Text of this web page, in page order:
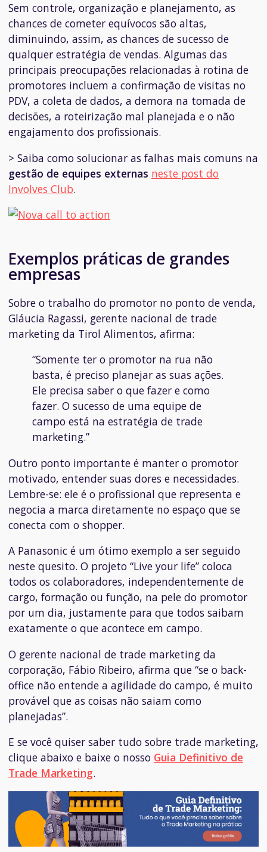
Sem controle, organização e planejamento, as
chances de cometer equívocos são altas,
diminuindo, assim, as chances de sucesso de
qualquer estratégia de vendas. Algumas das
principais preocupações relacionadas à rotina de
promotores incluem a confirmação de visitas no
PDV, a coleta de dados, a demora na tomada de
decisões, a roteirização mal planejada e o não
engajamento dos profissionais.
> Saiba como solucionar as falhas mais comuns na
gestão de equipes externas neste post do
Involves Club.
Exemplos práticas de grandes
empresas
Sobre o trabalho do promotor no ponto de venda,
Gláucia Ragassi, gerente nacional de trade
marketing da Tirol Alimentos, afirma:
“Somente ter o promotor na rua não
basta, é preciso planejar as suas ações.
Ele precisa saber o que fazer e como
fazer. O sucesso de uma equipe de
campo está na estratégia de trade
marketing.”
Outro ponto importante é manter o promotor
motivado, entender suas dores e necessidades.
Lembre-se: ele é o profissional que representa e
negocia a marca diretamente no espaço que se
conecta com o shopper.
A Panasonic é um ótimo exemplo a ser seguido
neste quesito. O projeto “Live your life” coloca
todos os colaboradores, independentemente de
cargo, formação ou função, na pele do promotor
por um dia, justamente para que todos saibam
exatamente o que acontece em campo.
O gerente nacional de trade marketing da
corporação, Fábio Ribeiro, afirma que “se o back-
office não entende a agilidade do campo, é muito
provável que as coisas não saiam como
planejadas”.
E se você quiser saber tudo sobre trade marketing,
clique abaixo e baixe o nosso Guia Definitivo de
Trade Marketing.